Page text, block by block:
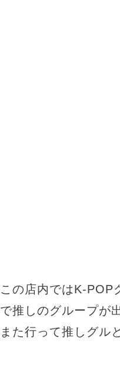
この店内ではK-POP
で推しのグループが
また行って推しグル